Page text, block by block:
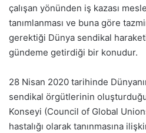
çalışan yönünden iş kazası
tanımlanması ve buna göre
gerektiği Dünya sendikal
gündeme getirdiği bir konudur.
28 Nisan 2020 tarihinde
sendikal örgütlerinin
Konseyi (Council of Global
hastalığı olarak tanınmasına